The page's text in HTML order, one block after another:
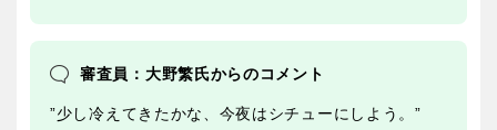
審査員：大野繁氏からのコメント
”少し冷えてきたかな、今夜はシチューにしよう。”